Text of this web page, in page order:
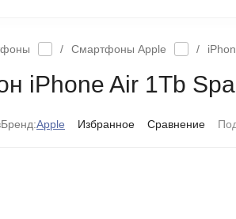
/ Смартфоны Apple /
iPhone Air 1Tb
Бренд:Apple Избранное Сравнение